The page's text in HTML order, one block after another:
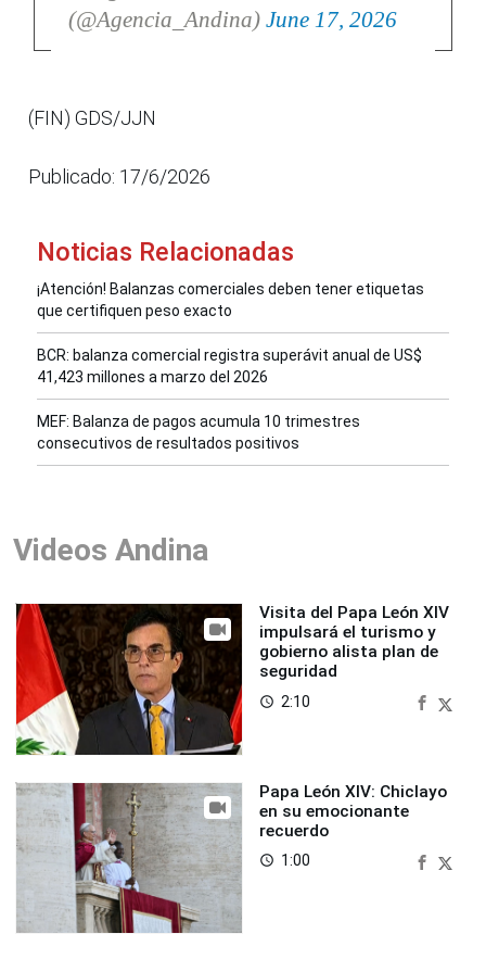
(@Agencia_Andina) June 17, 2026
(FIN) GDS/JJN
Publicado: 17/6/2026
Noticias Relacionadas
¡Atención! Balanzas comerciales deben tener etiquetas
que certifiquen peso exacto
BCR: balanza comercial registra superávit anual de US$
41,423 millones a marzo del 2026
MEF: Balanza de pagos acumula 10 trimestres
consecutivos de resultados positivos
Videos Andina
Visita del Papa León XIV
impulsará el turismo y
gobierno alista plan de
seguridad
access_time 2:10
Papa León XIV: Chiclayo
en su emocionante
recuerdo
access_time 1:00